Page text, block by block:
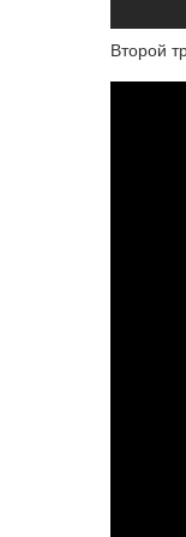
Второй